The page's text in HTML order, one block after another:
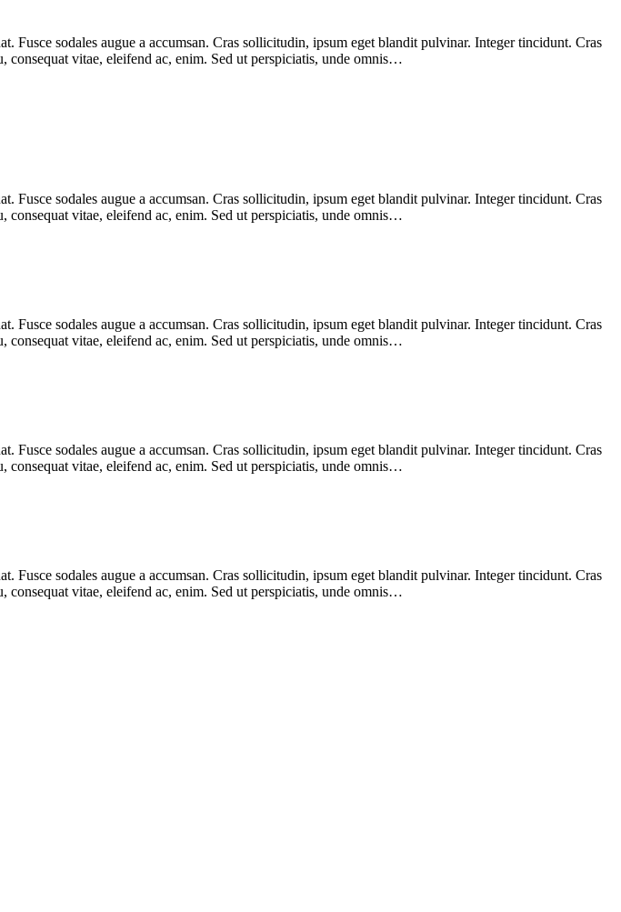
Fusce sodales augue a accumsan. Cras sollicitudin, ipsum eget blandit pulvinar. Integer tincidunt. Cras
consequat vitae, eleifend ac, enim. Sed ut perspiciatis, unde omnis…
Fusce sodales augue a accumsan. Cras sollicitudin, ipsum eget blandit pulvinar. Integer tincidunt. Cras
consequat vitae, eleifend ac, enim. Sed ut perspiciatis, unde omnis…
Fusce sodales augue a accumsan. Cras sollicitudin, ipsum eget blandit pulvinar. Integer tincidunt. Cras
consequat vitae, eleifend ac, enim. Sed ut perspiciatis, unde omnis…
Fusce sodales augue a accumsan. Cras sollicitudin, ipsum eget blandit pulvinar. Integer tincidunt. Cras
consequat vitae, eleifend ac, enim. Sed ut perspiciatis, unde omnis…
Fusce sodales augue a accumsan. Cras sollicitudin, ipsum eget blandit pulvinar. Integer tincidunt. Cras
consequat vitae, eleifend ac, enim. Sed ut perspiciatis, unde omnis…